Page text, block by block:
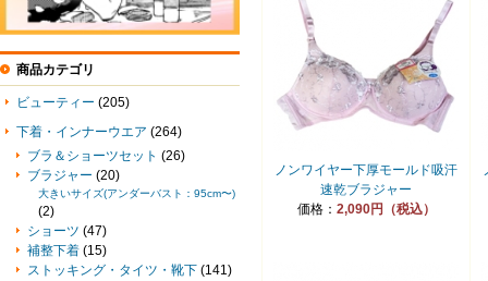
ノンワイヤー下厚モールド吸汗
速乾ブラジャー
価格： 2,090円（税込）
商品カテゴリ
ビューティー (205)
下着・インナーウエア (264)
ブラ＆ショーツセット (26)
ブラジャー (20)
大きいサイズ(アンダーバスト：95cm〜)
(2)
ショーツ (47)
補整下着 (15)
ストッキング・タイツ・靴下 (141)